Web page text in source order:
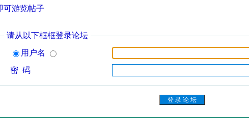
可游览帖子
请从以下框框登录论坛
用户名
密 码